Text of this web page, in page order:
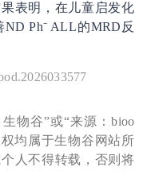
表明，在儿童启发化
Ph⁻ ALL的MRD反
物谷”或“来源：bioo
均属于生物谷网站所
人不得转载，否则将